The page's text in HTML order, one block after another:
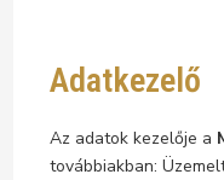
Adatkezelő
Az adatok kezelője a
továbbiakban: